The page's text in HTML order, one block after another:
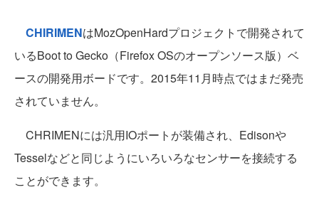
CHIRIMENはMozOpenHardプロジェクトで開発されて
いるBoot to Gecko（Firefox OSのオープンソース版）ベ
ースの開発用ボードです。2015年11月時点ではまだ発売
されていません。
CHRIMENには汎用IOポートが装備され、Edisonや
Tesselなどと同じようにいろいろなセンサーを接続する
ことができます。